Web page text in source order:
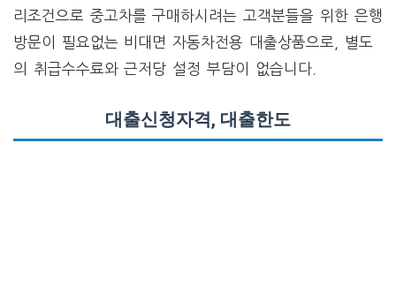
리조건으로 중고차를 구매하시려는 고객분들을 위한 은행
방문이 필요없는 비대면 자동차전용 대출상품으로, 별도
의 취급수수료와 근저당 설정 부담이 없습니다.
대출신청자격, 대출한도